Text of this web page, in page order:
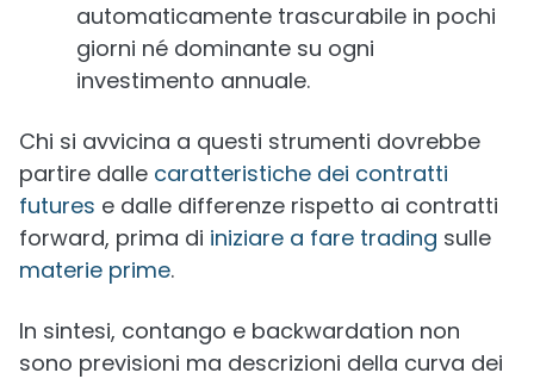
automaticamente trascurabile in pochi
giorni né dominante su ogni
investimento annuale.
Chi si avvicina a questi strumenti dovrebbe
partire dalle caratteristiche dei contratti
futures e dalle differenze rispetto ai contratti
forward, prima di iniziare a fare trading sulle
materie prime.
In sintesi, contango e backwardation non
sono previsioni ma descrizioni della curva dei